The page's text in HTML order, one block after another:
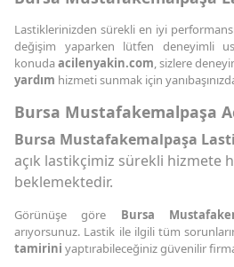
Lastiklerinizden sürekli en iyi
değişim yaparken lütfen deneyimli
konudaacilenyakin.com , sizlere
yardım hizmeti sunmak için
Bursa Mustafakemalpaşa
Bursa Mustafakemalpaşa
açık lastikçimiz sürekli hizmete
beklemektedir.
Görünüşe göre Bursa
arıyorsunuz. Lastik ile ilgili tüm
tamirini yaptırabileceğiniz güvenilir